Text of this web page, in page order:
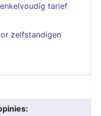
tarief
zelfstandigen